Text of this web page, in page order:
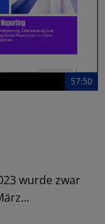
57:50
wurde zwar